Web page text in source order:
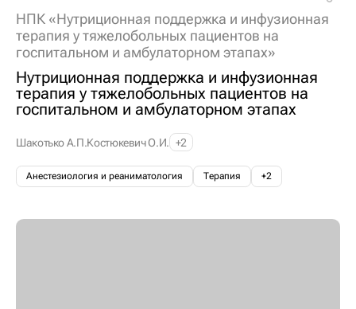
НПК «Нутриционная поддержка и инфузионная
терапия у тяжелобольных пациентов на
госпитальном и амбулаторном этапах»
Нутриционная поддержка и инфузионная
терапия у тяжелобольных пациентов на
госпитальном и амбулаторном этапах
Шакотько А.П.Костюкевич О.И. +2
Анестезиология и реаниматология Терапия +2